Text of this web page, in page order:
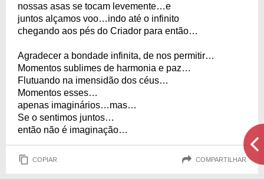
nossas asas se tocam levemente…e
juntos alçamos voo…indo até o infinito
chegando aos pés do Criador para então…
Agradecer a bondade infinita, de nos permitir…
Momentos sublimes de harmonia e paz…
Flutuando na imensidão dos céus…
Momentos esses…
apenas imaginários…mas…
Se o sentimos juntos…
então não é imaginação…
COPIAR COMPARTILHAR